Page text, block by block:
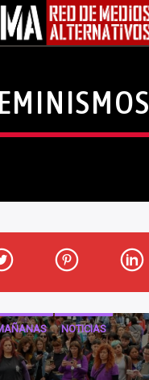
NOTICIAS